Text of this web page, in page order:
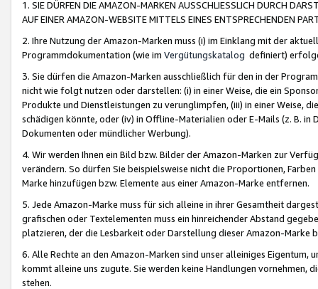
1. SIE DÜRFEN DIE AMAZON-MARKEN AUSSCHLIESSLICH DURCH
AUF EINER AMAZON-WEBSITE MITTELS EINES ENTSPRECHENDEN
2. Ihre Nutzung der Amazon-Marken muss (i) im Einklang mit der
Programmdokumentation (wie im Vergütungskatalog definiert)
3. Sie dürfen die Amazon-Marken ausschließlich für den in der
nicht wie folgt nutzen oder darstellen: (i) in einer Weise, die ein
Produkte und Dienstleistungen zu verunglimpfen, (iii) in einer Weise,
schädigen könnte, oder (iv) in Offline-Materialien oder E-Mails (z. B. in
Dokumenten oder mündlicher Werbung).
4. Wir werden Ihnen ein Bild bzw. Bilder der Amazon-Marken zur
verändern. So dürfen Sie beispielsweise nicht die Proportionen,
Marke hinzufügen bzw. Elemente aus einer Amazon-Marke entfernen.
5. Jede Amazon-Marke muss für sich alleine in ihrer Gesamtheit
grafischen oder Textelementen muss ein hinreichender Abstand
platzieren, der die Lesbarkeit oder Darstellung dieser Amazon-Marke
6. Alle Rechte an den Amazon-Marken sind unser alleiniges
kommt alleine uns zugute. Sie werden keine Handlungen vornehmen,
stehen.